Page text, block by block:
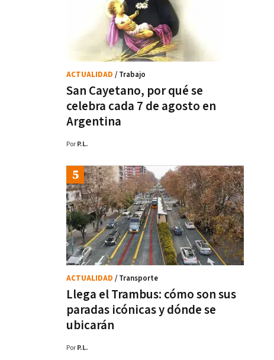
San Cayetano, por qué se
celebra cada 7 de agosto en
Argentina
ACTUALIDAD / Trabajo
Por P.L.
Llega el Trambus: cómo son sus
paradas icónicas y dónde se
ubicarán
ACTUALIDAD / Transporte
Por P.L.